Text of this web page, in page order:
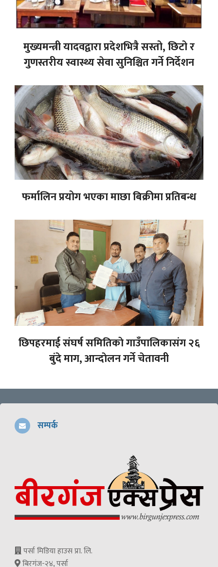
मुख्यमन्त्री यादवद्वारा प्रदेशभित्रै सस्तो, छिटो र
गुणस्तरीय स्वास्थ्य सेवा सुनिश्चित गर्ने निर्देशन
फर्मालिन प्रयोग भएका माछा बिक्रीमा प्रतिबन्ध
छिपहरमाई संघर्ष समितिकाे गाउँपालिकासंग २६
बुंदे माग, आन्दाेलन गर्ने चेतावनी
सम्पर्क
पर्सा मिडिया हाउस प्रा. लि.
बिरगंज-२४, पर्सा